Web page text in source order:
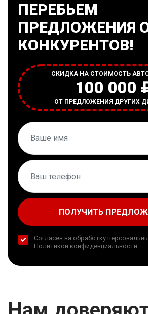
ПЕРЕБЬЕМ
ПРЕДЛОЖЕНИЯ
КОНКУРЕНТОВ!
СКИДКА НА СТОИМОСТЬ
100 000
ОТ ПРЕДЛОЖЕНИЯ ДРУГИХ
ПОЛУЧИТЬ
Согласен на обработку
Политикой конфиденциальности